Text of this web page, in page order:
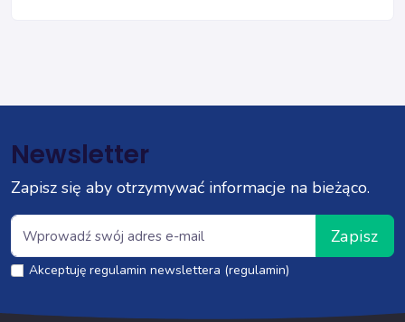
Newsletter
Zapisz się aby otrzymywać informacje na bieżąco.
Zapisz
Akceptuję regulamin newslettera (regulamin)